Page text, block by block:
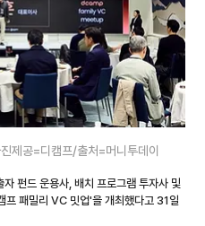
제공=디캠프/출처=머니투데이
펀드 운용사, 배치 프로그램 투자사 및
패밀리 VC 밋업'을 개최했다고 31일